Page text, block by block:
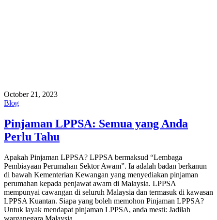
October 21, 2023
Blog
Pinjaman LPPSA: Semua yang Anda
Perlu Tahu
Apakah Pinjaman LPPSA? LPPSA bermaksud “Lembaga
Pembiayaan Perumahan Sektor Awam”. Ia adalah badan berkanun
di bawah Kementerian Kewangan yang menyediakan pinjaman
perumahan kepada penjawat awam di Malaysia. LPPSA
mempunyai cawangan di seluruh Malaysia dan termasuk di kawasan
LPPSA Kuantan. Siapa yang boleh memohon Pinjaman LPPSA?
Untuk layak mendapat pinjaman LPPSA, anda mesti: Jadilah
warganegara Malaysia…